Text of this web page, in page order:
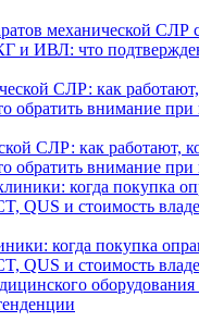
механической СЛР
и ИВЛ: что
СЛР: как работают,
обратить внимание при
когда покупка
QUS и стоимость